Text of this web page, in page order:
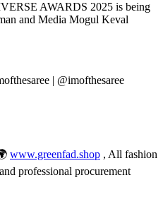
AWARDS 2025 is being
and Media Mogul Keval
| @imofthesaree
www.greenfad.shop , All fashion
professional procurement